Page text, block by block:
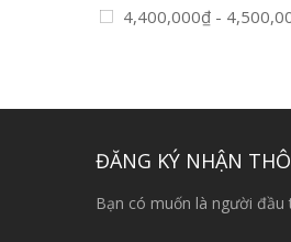
4,400,000₫ -
ĐĂNG KÝ NHẬN
Bạn có muốn là người